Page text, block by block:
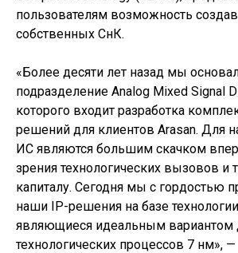
пользователям возможность
собственных СнК.
«Более десяти лет назад мы
подразделение Analog Mixed Signal
которого входит разработка
решений для клиентов Arasan. Для
ИС являются большим скачком
зрения технологических вызовов и
капиталу. Сегодня мы с гордостью
наши IP-решения на базе
являющиеся идеальным вариантом
технологических процессов 7 нм», —